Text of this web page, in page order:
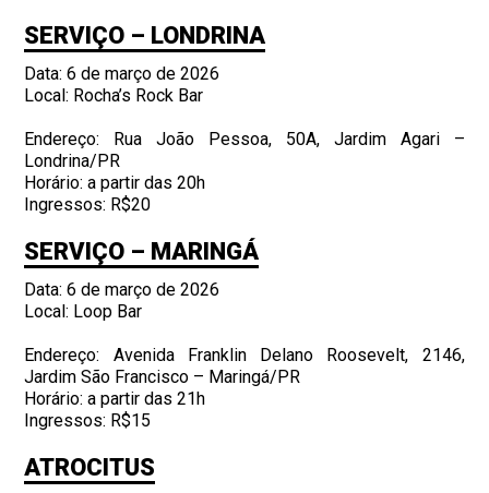
SERVIÇO – LONDRINA
Data: 6 de março de 2026
Local: Rocha’s Rock Bar
Endereço: Rua João Pessoa, 50A, Jardim Agari –
Londrina/PR
Horário: a partir das 20h
Ingressos: R$20
SERVIÇO – MARINGÁ
Data: 6 de março de 2026
Local: Loop Bar
Endereço: Avenida Franklin Delano Roosevelt, 2146,
Jardim São Francisco – Maringá/PR
Horário: a partir das 21h
Ingressos: R$15
ATROCITUS